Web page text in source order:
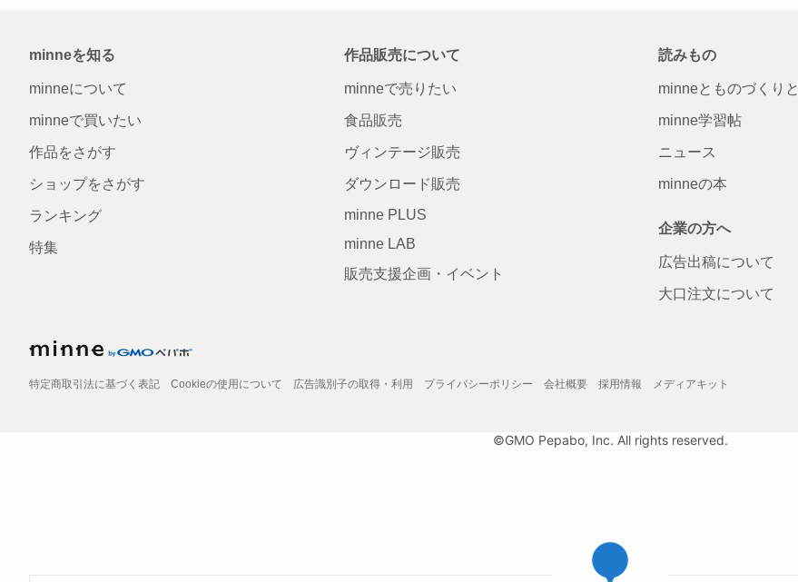
minneを知る
minneについて
minneで買いたい
作品をさがす
ショップをさがす
ランキング
特集
作品販売について
minneで売りたい
食品販売
ヴィンテージ販売
ダウンロード販売
minne PLUS
minne LAB
販売支援企画・イベント
読みもの
minneとものづくりと
minne学習帖
ニュース
minneの本
企業の方へ
広告出稿について
大口注文について
特定商取引法に基づく表記 Cookieの使用について 広告識別子の取得・利用 プライバシーポリシー 会社概要 採用情報 メディアキット
©GMO Pepabo, Inc. All rights reserved.